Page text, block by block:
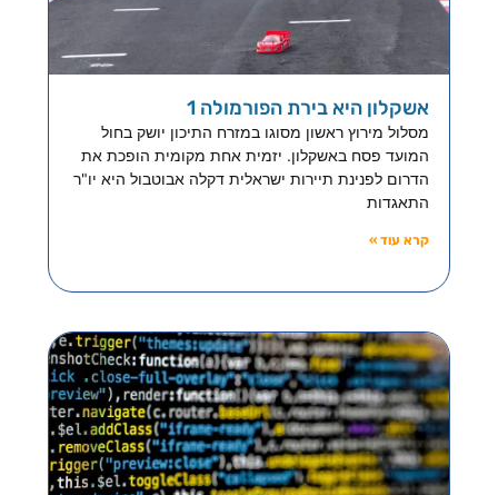
אשקלון היא בירת הפורמולה 1
מסלול מירוץ ראשון מסוגו במזרח התיכון יושק בחול
המועד פסח באשקלון. יזמית אחת מקומית הופכת את
הדרום לפנינת תיירות ישראלית דקלה אבוטבול היא יו"ר
התאגדות
קרא עוד »